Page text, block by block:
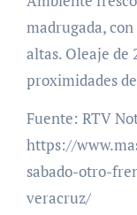
madrugada,
altas. Oleaje de
proximidades
Fuente: RTV
https://
sabado-otro-
veracruz/